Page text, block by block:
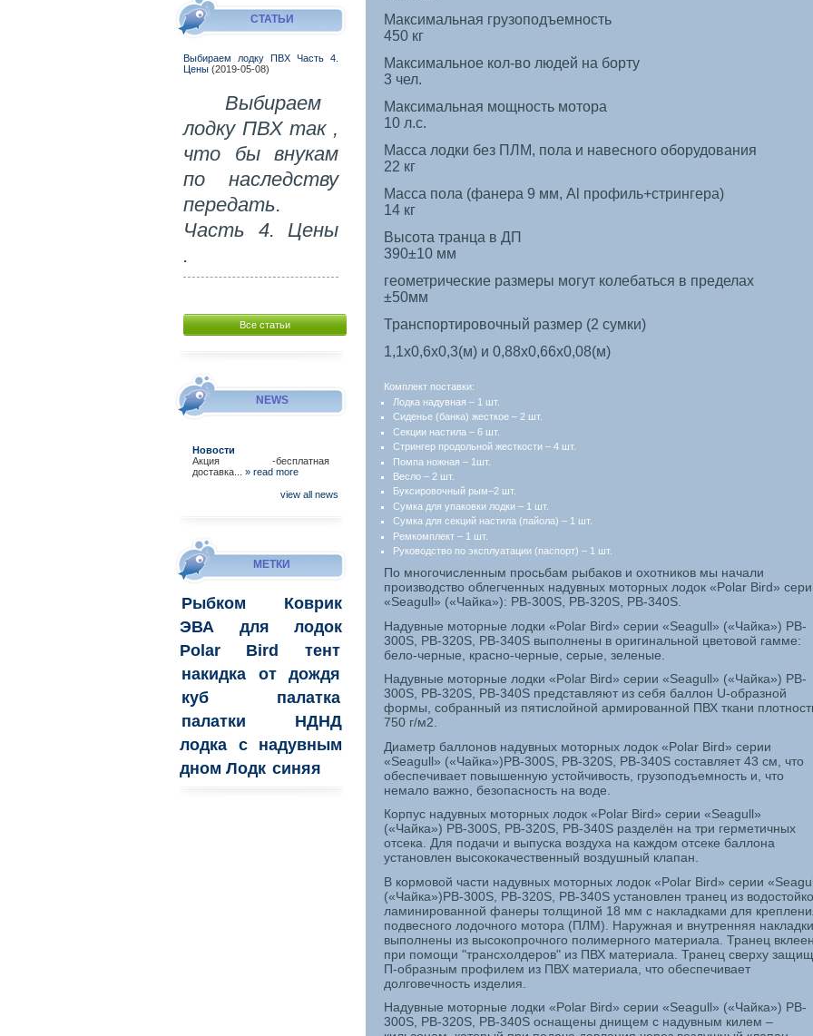
СТАТЬИ
Выбираем лодку ПВХ Часть 4.
Цены (2019-05-08)
Выбираем
лодку ПВХ так ,
что бы внукам
по наследству
передать.
Часть 4. Цены
.
Все статьи
NEWS
Новости
Акция -бесплатная
доставка... » read more
view all news
МЕТКИ
Рыбком
Коврик
ЭВА для лодок
Polar Bird
тент
накидка
от дождя
куб
палатка
палатки
НДНД
лодка с надувным
дном Лодк синяя
Максимальная грузоподъемность
450 кг
Максимальное кол-во людей на борту
3 чел.
Максимальная мощность мотора
10 л.с.
Масса лодки без ПЛМ, пола и навесного оборудования
22 кг
Масса пола (фанера 9 мм, Al профиль+стрингера)
14 кг
Высота транца в ДП
390±10 мм
геометрические размеры могут колебаться в пределах
±50мм
Транспортировочный размер (2 сумки)
1,1х0,6х0,3(м) и 0,88х0,66х0,08(м)
Комплект поставки:
Лодка надувная – 1 шт.
Сиденье (банка) жесткое – 2 шт.
Секции настила – 6 шт.
Стрингер продольной жесткости – 4 шт.
Помпа ножная – 1шт.
Весло – 2 шт.
Буксировочный рым–2 шт.
Сумка для упаковки лодки – 1 шт.
Сумка для секций настила (пайола) – 1 шт.
Ремкомплект – 1 шт.
Руководство по эксплуатации (паспорт) – 1 шт.
По многочисленным просьбам рыбаков и охотников мы начали
производство облегченных надувных моторных лодок «Polar Bird»
«Seagull» («Чайка»): PB-300S, PB-320S, PB-340S.
Надувные моторные лодки «Polar Bird» серии «Seagull» («Чайка») PB-
300S PB-320S PB-340S выполнены в оригинальной цветовой гамме:
бело-черные, красно-черные, серые, зеленые.
Надувные моторные лодки «Polar Bird» серии «Seagull» («Чайка») PB-
300S, PB-320S, PB-340S представляют из себя баллон U-образной
формы, собранный из пятислойной армированной ПВХ ткани
750 г/м2.
Диаметр баллонов надувных моторных лодок «Polar Bird» серии
«Seagull» («Чайка»)PB-300S PB-320S PB-340S составляет 43 см,
что
обеспечивает повышенную устойчивость, грузоподъемность и, что
немало важно, безопасность на воде.
Корпус надувных моторных лодок «Polar Bird» серии «Seagull»
(«Чайка») PB-300S, PB-320S, PB-340S разделён на три герметичных
отсека. Для подачи и выпуска воздуха на каждом отсеке баллона
установлен высококачественный воздушный клапан.
В кормовой части надувных моторных лодок «Polar Bird» серии «
(«Чайка»)PB-300S PB-320S PB-340S установлен транец из
ламинированной фанеры толщиной 18 мм с накладками для
подвесного лодочного мотора (ПЛМ). Наружная и внутренняя накладки
выполнены из высокопрочного полимерного материала. Транец вклеен
при помощи "трансхолдеров" из ПВХ материала. Транец сверху
П-образным профилем из ПВХ материала, что обеспечивает
долговечность изделия.
Надувные моторные лодки «Polar Bird» серии «Seagull» («Чайка») PB-
300S, PB-320S, PB-340S оснащены днищем с надувным килем –